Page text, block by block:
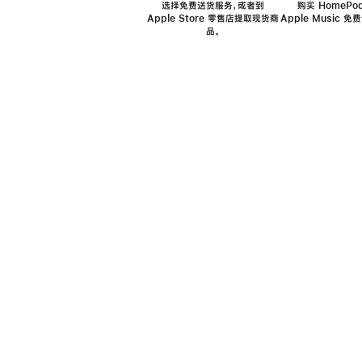
选择免费送货服务，或者到
Apple Store 零售店提取现货商
品。
购买
Apple Music 免费